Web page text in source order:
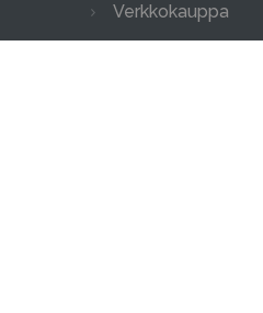
Verkkokauppa